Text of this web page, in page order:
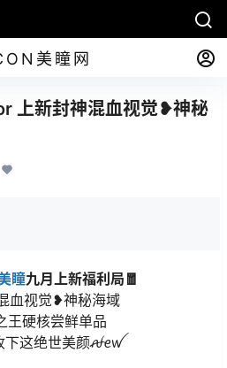
美瞳网
上新封神混血视觉❥神秘
瞳九月上新福利局🧧
血视觉❥神秘海域
王硬核尝鲜单品
下这绝世美颜ꫛꫀꪝ